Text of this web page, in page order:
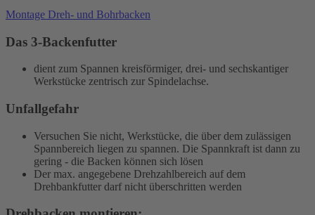
Montage Dreh- und Bohrbacken
Das 3-Backenfutter
dient zum Spannen kreisförmiger, drei- und sechskantiger
Werkstücke zentrisch zur Spindelachse.
Unfallgefahr
Versuchen Sie nicht, Werkstücke, die über dem zulässigen
Spannbereich liegen zu spannen. Die Spannkraft ist dann zu
gering - die Backen können sich lösen
Der max. angegebene Drehzahlbereich auf dem
Drehbankfutter darf nicht überschritten werden